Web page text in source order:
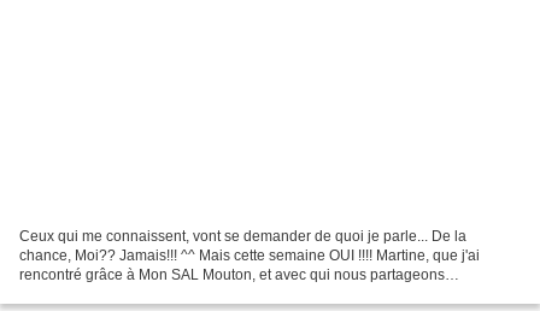
Ceux qui me connaissent, vont se demander de quoi je parle... De la
chance, Moi?? Jamais!!! ^^ Mais cette semaine OUI !!!! Martine, que j'ai
rencontré grâce à Mon SAL Mouton, et avec qui nous partageons